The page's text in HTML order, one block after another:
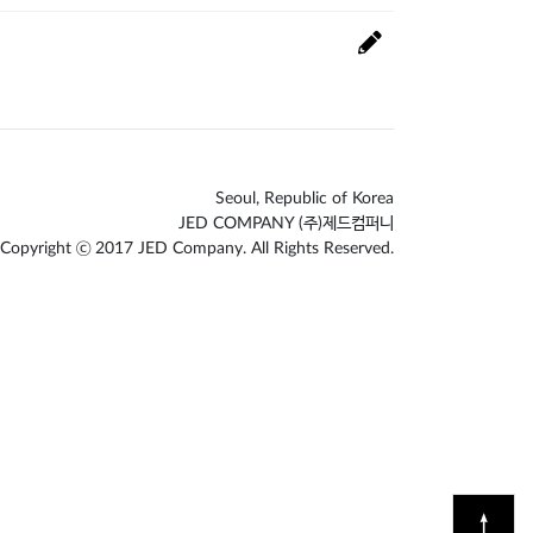
Seoul, Republic of Korea
JED COMPANY (주)제드컴퍼니
Copyright ⓒ 2017 JED Company. All Rights Reserved.
↑